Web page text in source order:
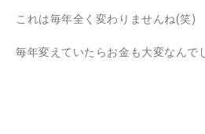
これは毎年全く変わりませんね(笑)
毎年変えていたらお金も大変なんで